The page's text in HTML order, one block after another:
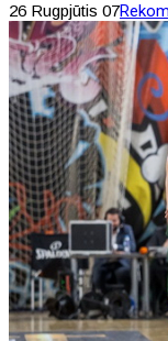
26 Rugpjūtis 07